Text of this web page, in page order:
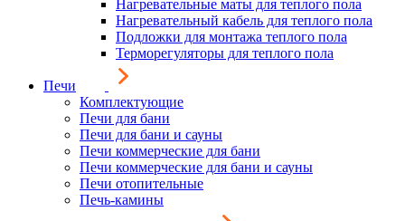
Нагревательные маты для теплого пола
Нагревательный кабель для теплого пола
Подложки для монтажа теплого пола
Терморегуляторы для теплого пола
Печи
Комплектующие
Печи для бани
Печи для бани и сауны
Печи коммерческие для бани
Печи коммерческие для бани и сауны
Печи отопительные
Печь-камины